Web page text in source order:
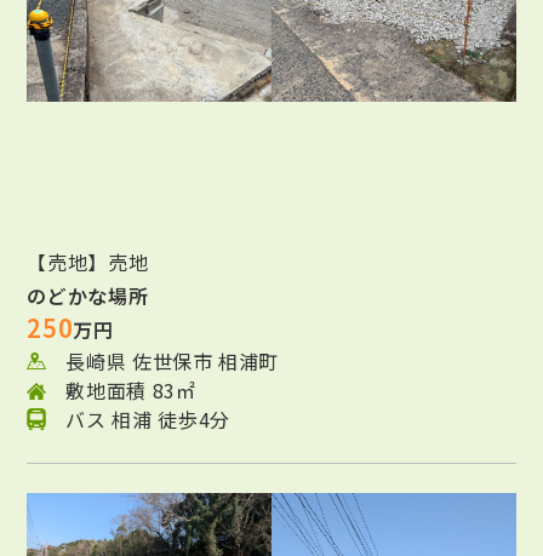
【売地】売地
のどかな場所
250万円
長崎県 佐世保市 相浦町
敷地面積 83㎡
バス 相浦 徒歩4分